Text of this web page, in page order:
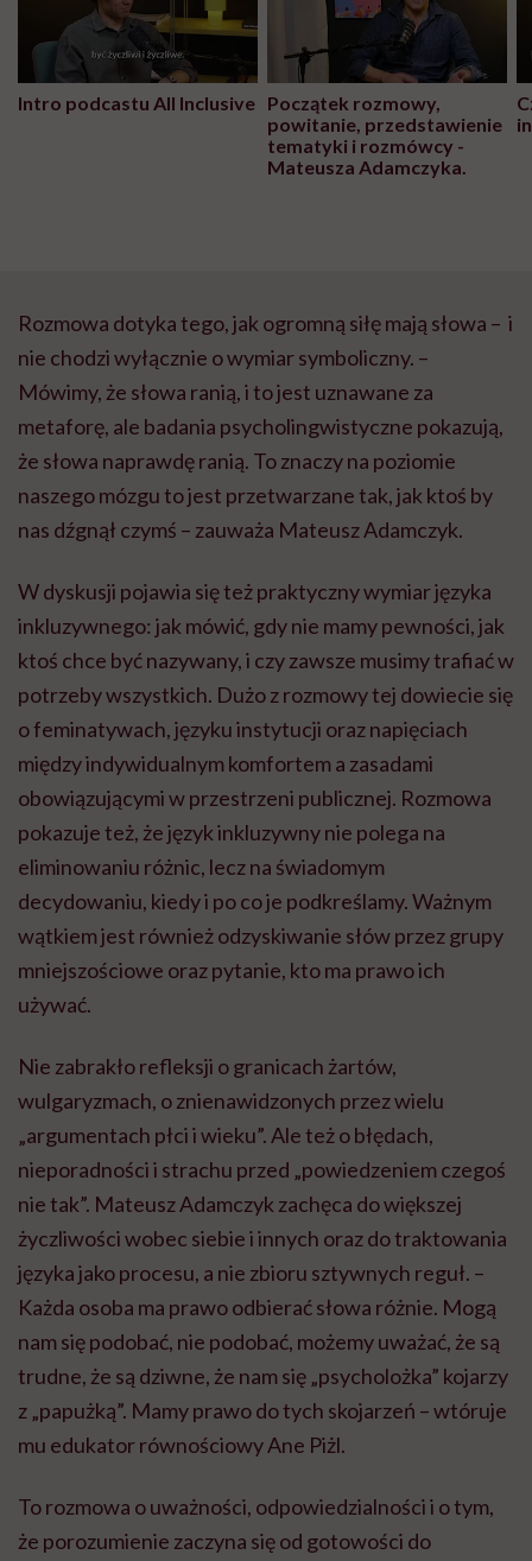
Intro podcastu All Inclusive Początek rozmowy,
powitanie, przedstawienie
tematyki i rozmówcy -
Mateusza Adamczyka.
Rozmowa dotyka tego, jak ogromną siłę mają słowa – i
nie chodzi wyłącznie o wymiar symboliczny. –
Mówimy, że słowa ranią, i to jest uznawane za
metaforę, ale badania psycholingwistyczne pokazują,
że słowa naprawdę ranią. To znaczy na poziomie
naszego mózgu to jest przetwarzane tak, jak ktoś by
nas dźgnął czymś – zauważa Mateusz Adamczyk.
W dyskusji pojawia się też praktyczny wymiar języka
inkluzywnego: jak mówić, gdy nie mamy pewności, jak
ktoś chce być nazywany, i czy zawsze musimy trafiać w
potrzeby wszystkich. Dużo z rozmowy tej dowiecie się
o feminatywach, języku instytucji oraz napięciach
między indywidualnym komfortem a zasadami
obowiązującymi w przestrzeni publicznej. Rozmowa
pokazuje też, że język inkluzywny nie polega na
eliminowaniu różnic, lecz na świadomym
decydowaniu, kiedy i po co je podkreślamy. Ważnym
wątkiem jest również odzyskiwanie słów przez grupy
mniejszościowe oraz pytanie, kto ma prawo ich
używać.
Nie zabrakło refleksji o granicach żartów,
wulgaryzmach, o znienawidzonych przez wielu
„argumentach płci i wieku”. Ale też o błędach,
nieporadności i strachu przed „powiedzeniem czegoś
nie tak”. Mateusz Adamczyk zachęca do większej
życzliwości wobec siebie i innych oraz do traktowania
języka jako procesu, a nie zbioru sztywnych reguł. –
Każda osoba ma prawo odbierać słowa różnie. Mogą
nam się podobać, nie podobać, możemy uważać, że są
trudne, że są dziwne, że nam się „psycholożka” kojarzy
z „papużką”. Mamy prawo do tych skojarzeń – wtóruje
mu edukator równościowy Ane Piżl.
To rozmowa o uważności, odpowiedzialności i o tym,
że porozumienie zaczyna się od gotowości do